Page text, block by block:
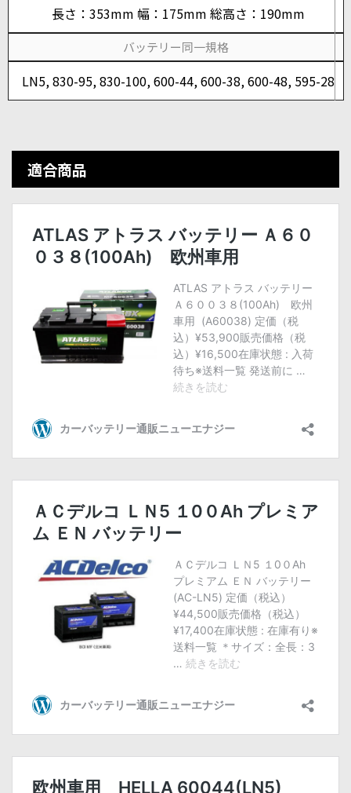
長さ：353mm 幅：175mm 総高さ：190mm
バッテリー同一規格
LN5, 830-95, 830-100, 600-44, 600-38, 600-48, 595-28
適合商品